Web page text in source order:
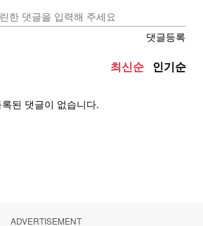
ADVERTISEMENT